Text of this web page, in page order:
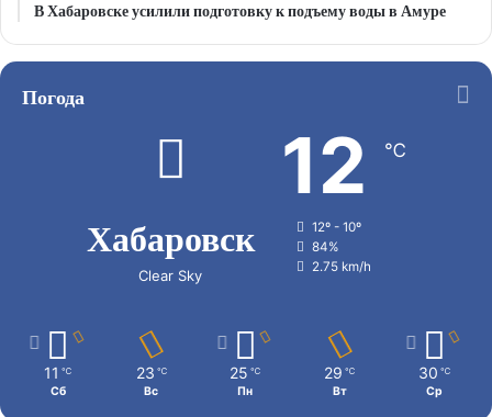
В Хабаровске усилили подготовку к подъему воды в Амуре
Погода
Хабаровск
Clear Sky
12 ℃
12º - 10º
84%
2.75 km/h
11 ℃
Сб
23 ℃
Вс
25 ℃
Пн
29 ℃
Вт
30 ℃
Ср